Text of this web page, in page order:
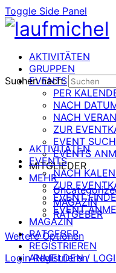
Toggle Side Panel
AKTIVITÄTEN
GRUPPEN
EVENTS
PER
NACH
NACH
ZUR
EVENT
EVENTS
MITGLIEDER
MEHR
MAGAZIN
RATGEBER
Weitere Optionen
Login Registrieren
Suchen nach:
AKTIVITÄTEN
EVENTS
NACH
ZUR
EVENT
EVENT
MAGAZIN
RATGEBER
REGISTRIEREN
ANMELDEN /